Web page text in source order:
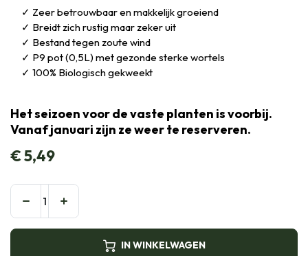
Zeer betrouwbaar en makkelijk groeiend
Breidt zich rustig maar zeker uit
Bestand tegen zoute wind
P9 pot (0,5L) met gezonde sterke wortels
100% Biologisch gekweekt
Het seizoen voor de vaste planten is voorbij.
Vanaf januari zijn ze weer te reserveren.
€5,49
IN WINKELWAGEN